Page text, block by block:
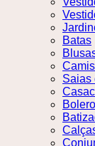
Batas
Saias